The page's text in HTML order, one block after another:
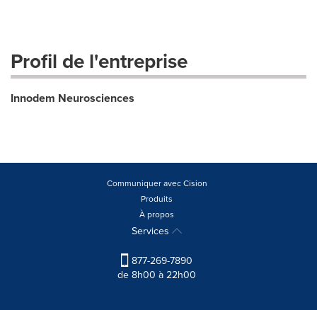
Profil de l'entreprise
Innodem Neurosciences
Communiquer avec Cision
Produits
À propos
Services
877-269-7890
de 8h00 à 22h00